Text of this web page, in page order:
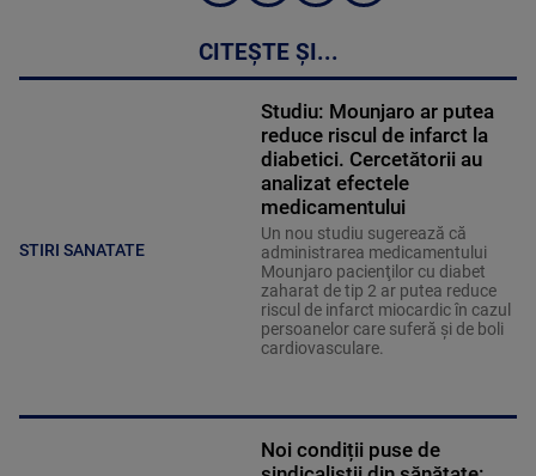
CITEȘTE ȘI...
STIRI SANATATE
Studiu: Mounjaro ar putea
reduce riscul de infarct la
diabetici. Cercetătorii au
analizat efectele
medicamentului
Un nou studiu sugerează că
administrarea medicamentului
Mounjaro pacienţilor cu diabet
zaharat de tip 2 ar putea reduce
riscul de infarct miocardic în cazul
persoanelor care suferă şi de boli
cardiovasculare.
Noi condiții puse de